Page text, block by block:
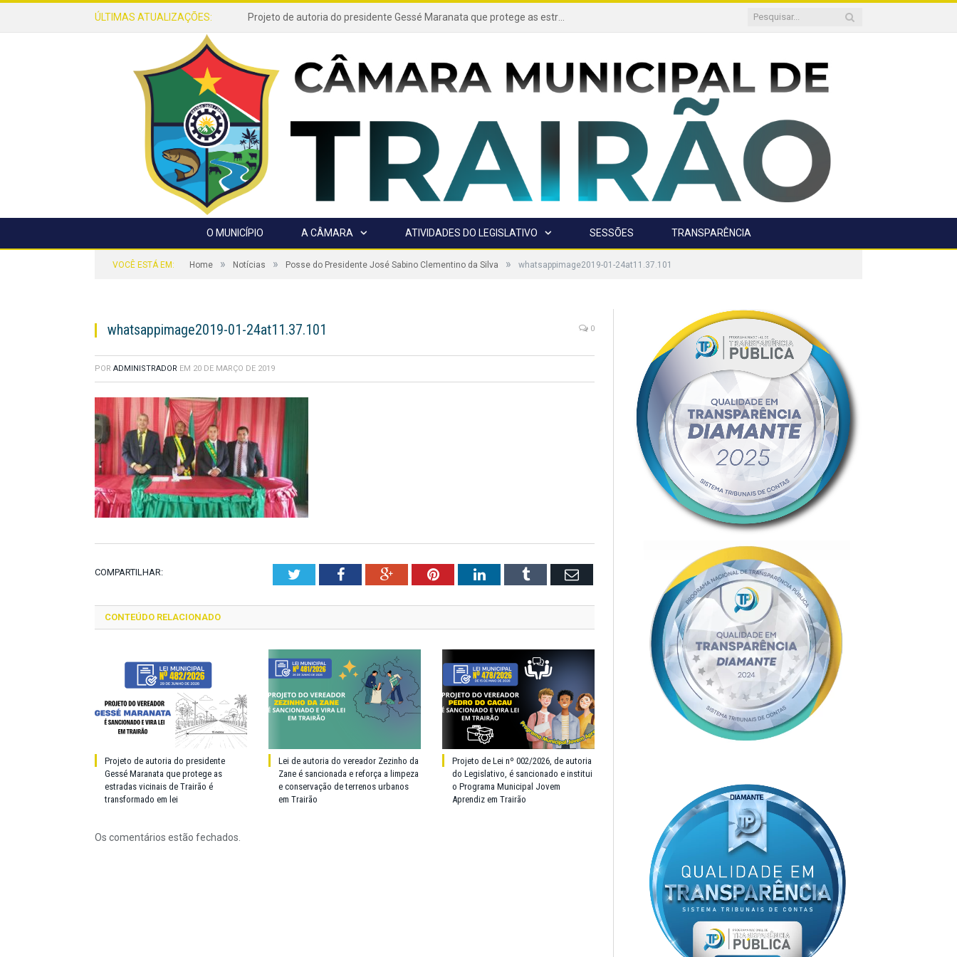
ÚLTIMAS ATUALIZAÇÕES: Projeto de autoria do presidente Gessé Maranata que protege as estradas vicinais de Trairão é transformado em lei
O MUNICÍPIO A CÂMARA ATIVIDADES DO LEGISLATIVO SESSÕES TRANSPARÊNCIA
VOCÊ ESTÁ EM: Home » Notícias » Posse do Presidente José Sabino Clementino da Silva » whatsappimage2019-01-24at11.37.101
whatsappimage2019-01-24at11.37.101 0
POR ADMINISTRADOR EM 20 DE MARÇO DE 2019
COMPARTILHAR: TwitterFacebookGoogle+PinterestLinkedInTumblr Email
CONTEÚDO RELACIONADO
Projeto de autoria do presidente
Gessé Maranata que protege as
estradas vicinais de Trairão é
transformado em lei
Lei de autoria do vereador Zezinho da
Zane é sancionada e reforça a limpeza
e conservação de terrenos urbanos
em Trairão
Projeto de Lei nº 002/2026, de autoria
do Legislativo, é sancionado e institui
o Programa Municipal Jovem
Aprendiz em Trairão
Os comentários estão fechados.